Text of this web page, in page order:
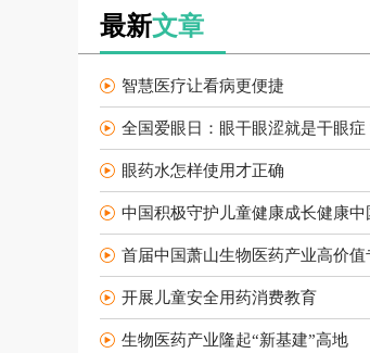
最新文章
智慧医疗让看病更便捷
全国爱眼日：眼干眼涩就是干眼
眼药水怎样使用才正确
中国积极守护儿童健康成长健康中
首届中国萧山生物医药产业高价
开展儿童安全用药消费教育
生物医药产业隆起“新基建”高地